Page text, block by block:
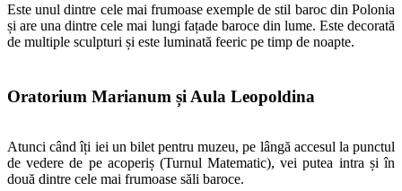
Este unul dintre cele mai frumoase exemple de stil baroc din Polonia
și are una dintre cele mai lungi fațade baroce din lume. Este decorată
de multiple sculpturi și este luminată feeric pe timp de noapte.
Oratorium Marianum și Aula Leopoldina
Atunci când îți iei un bilet pentru muzeu, pe lângă accesul la punctul
de vedere de pe acoperiș (Turnul Matematic), vei putea intra și în
două dintre cele mai frumoase săli baroce.